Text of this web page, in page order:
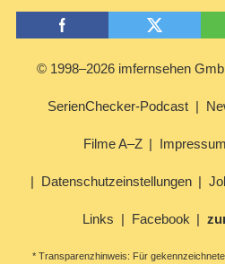
© 1998–2026 imfernsehen
SerienChecker-Podcast
Filme A–Z Impressum
Datenschutzeinstellungen
Links Facebook
* Transparenzhinweis: Für